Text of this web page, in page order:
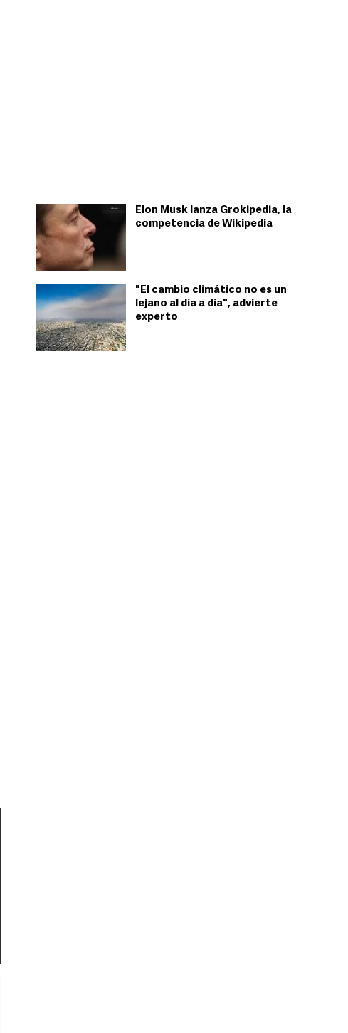
Elon Musk lanza Grokipedia, la
competencia de Wikipedia
"El cambio climático no es un
lejano al día a día", advierte
experto